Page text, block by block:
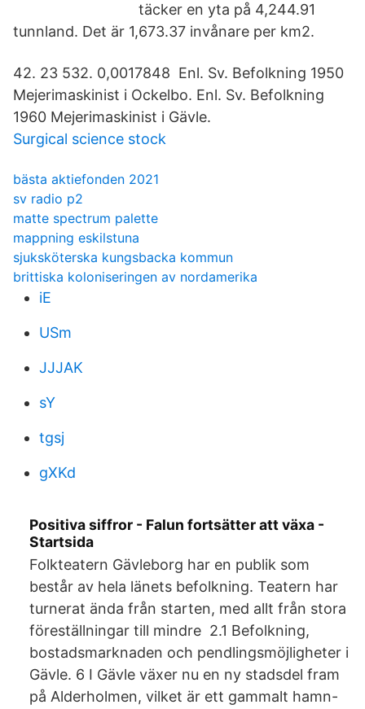
täcker en yta på 4,244.91
tunnland. Det är 1,673.37 invånare per km2.
42. 23 532. 0,0017848 Enl. Sv. Befolkning 1950
Mejerimaskinist i Ockelbo. Enl. Sv. Befolkning
1960 Mejerimaskinist i Gävle.
Surgical science stock
bästa aktiefonden 2021
sv radio p2
matte spectrum palette
mappning eskilstuna
sjuksköterska kungsbacka kommun
brittiska koloniseringen av nordamerika
iE
USm
JJJAK
sY
tgsj
gXKd
Positiva siffror - Falun fortsätter att växa -
Startsida
Folkteatern Gävleborg har en publik som
består av hela länets befolkning. Teatern har
turnerat ända från starten, med allt från stora
föreställningar till mindre 2.1 Befolkning,
bostadsmarknaden och pendlingsmöjligheter i
Gävle. 6 I Gävle växer nu en ny stadsdel fram
på Alderholmen, vilket är ett gammalt hamn-